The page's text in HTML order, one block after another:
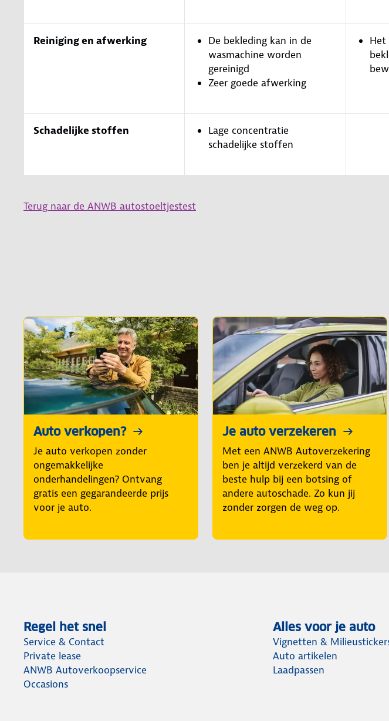
Reiniging en afwerking
De bekleding kan in de
wasmachine worden
gereinigd
Zeer goede afwerking
Het
Schadelijke stoffen
Lage concentratie
schadelijke stoffen
Terug naar de ANWB autostoeltjestest
Auto verkopen?
Je auto verkopen zonder
ongemakkelijke
onderhandelingen? Ontvang
gratis een gegarandeerde prijs
voor je auto.
Je auto verzekeren
Met een ANWB Autoverzekering
ben je altijd verzekerd van de
beste hulp bij een botsing of
andere autoschade. Zo kun jij
zonder zorgen de weg op.
Regel het snel
Service & Contact
Private lease
ANWB Autoverkoopservice
Occasions
Alles voor je auto
Vignetten &
Auto artikelen
Laadpassen